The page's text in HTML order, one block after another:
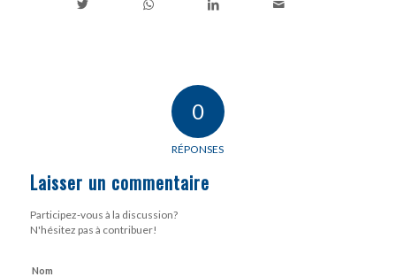
0
RÉPONSES
Laisser un commentaire
Participez-vous à la discussion?
N'hésitez pas à contribuer!
Nom